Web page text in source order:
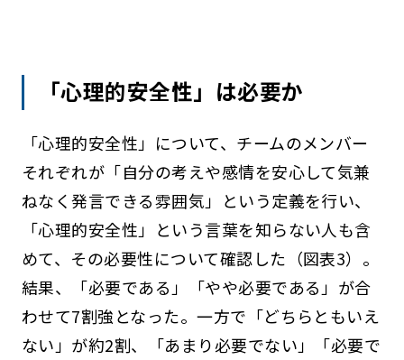
「心理的安全性」は必要か
「心理的安全性」について、チームのメンバー
それぞれが「自分の考えや感情を安心して気兼
ねなく発言できる雰囲気」という定義を行い、
「心理的安全性」という言葉を知らない人も含
めて、その必要性について確認した（図表3）。
結果、「必要である」「やや必要である」が合
わせて7割強となった。一方で「どちらともいえ
ない」が約2割、「あまり必要でない」「必要で